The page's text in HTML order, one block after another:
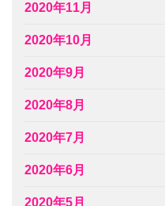
2020年11月
2020年10月
2020年9月
2020年8月
2020年7月
2020年6月
2020年5月